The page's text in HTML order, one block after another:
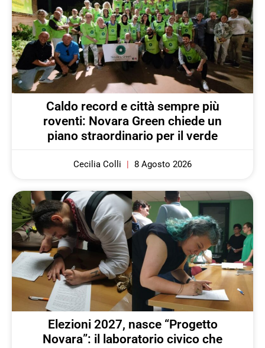
Caldo record e città sempre più
roventi: Novara Green chiede un
piano straordinario per il verde
Cecilia Colli 8 Agosto 2026
Elezioni 2027, nasce “Progetto
Novara”: il laboratorio civico che